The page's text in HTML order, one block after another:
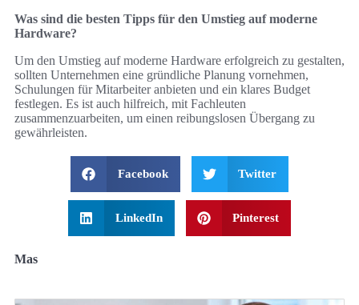
Was sind die besten Tipps für den Umstieg auf moderne
Hardware?
Um den Umstieg auf moderne Hardware erfolgreich zu gestalten,
sollten Unternehmen eine gründliche Planung vornehmen,
Schulungen für Mitarbeiter anbieten und ein klares Budget
festlegen. Es ist auch hilfreich, mit Fachleuten
zusammenzuarbeiten, um einen reibungslosen Übergang zu
gewährleisten.
Facebook Twitter
LinkedIn Pinterest
Mas